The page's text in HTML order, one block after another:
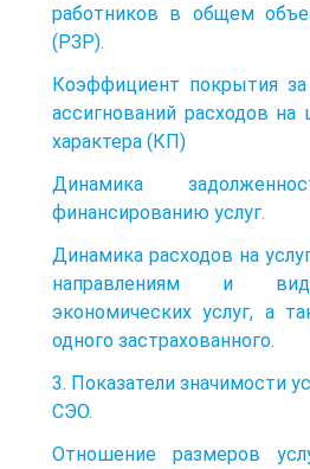
работников в общем
(РЗР).
Коэффициент покрытия
ассигнований расходов на
характера (КП)
Динамика
финансированию услуг.
Динамика расходов на
направлениям и
экономических услуг, а
одного застрахованного.
3. Показатели значимости
СЭО.
Отношение размеров